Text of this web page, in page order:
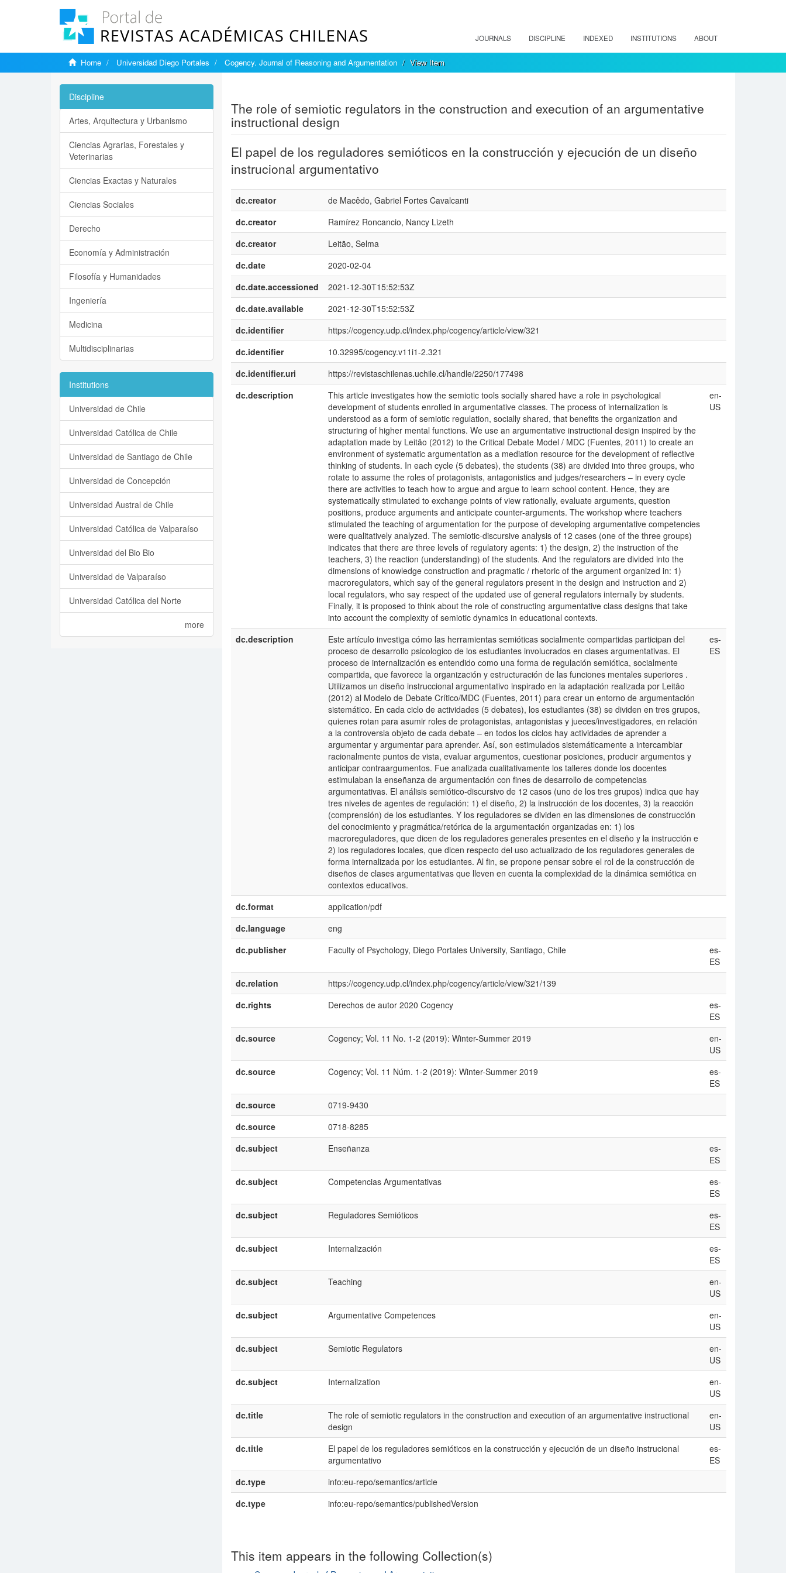
JOURNALS DISCIPLINE INDEXED INSTITUTIONS ABOUT
Home Universidad Diego Portales Cogency. Journal of Reasoning and Argumentation View Item
The role of semiotic regulators in the construction and execution of an argumentative
instructional design
El papel de los reguladores semióticos en la construcción y ejecución de un diseño
instrucional argumentativo
dc.creator
de Macêdo, Gabriel Fortes Cavalcanti
dc.creator
Ramírez Roncancio, Nancy Lizeth
dc.creator
Leitão, Selma
dc.date
2020-02-04
dc.date.accessioned
2021-12-30T15:52:53Z
dc.date.available
2021-12-30T15:52:53Z
dc.identifier
https://cogency.udp.cl/index.php/cogency/article/view/321
dc.identifier
10.32995/cogency.v11i1-2.321
dc.identifier.uri
https://revistaschilenas.uchile.cl/handle/2250/177498
dc.description
This article investigates how the semiotic tools socially shared have a role in psychological
development of students enrolled in argumentative classes. The process of internalization is
understood as a form of semiotic regulation, socially shared, that benefits the organization and
structuring of higher mental functions. We use an argumentative instructional design inspired by the
adaptation made by Leitão (2012) to the Critical Debate Model / MDC (Fuentes, 2011) to create an
environment of systematic argumentation as a mediation resource for the development of reflective
thinking of students. In each cycle (5 debates), the students (38) are divided into three groups, who
rotate to assume the roles of protagonists, antagonistics and judges/researchers – in every cycle
there are activities to teach how to argue and argue to learn school content. Hence, they are
systematically stimulated to exchange points of view rationally, evaluate arguments, question
positions, produce arguments and anticipate counter-arguments. The workshop where teachers
stimulated the teaching of argumentation for the purpose of developing argumentative competencies
were qualitatively analyzed. The semiotic-discursive analysis of 12 cases (one of the three groups)
indicates that there are three levels of regulatory agents: 1) the design, 2) the instruction of the
teachers, 3) the reaction (understanding) of the students. And the regulators are divided into the
dimensions of knowledge construction and pragmatic / rhetoric of the argument organized in: 1)
macroregulators, which say of the general regulators present in the design and instruction and 2)
local regulators, who say respect of the updated use of general regulators internally by students.
Finally, it is proposed to think about the role of constructing argumentative class designs that take
into account the complexity of semiotic dynamics in educational contexts.
en-
US
dc.description
Este artículo investiga cómo las herramientas semióticas socialmente compartidas participan del
proceso de desarrollo psicologico de los estudiantes involucrados en clases argumentativas. El
proceso de internalización es entendido como una forma de regulación semiótica, socialmente
compartida, que favorece la organización y estructuración de las funciones mentales superiores .
Utilizamos un diseño instruccional argumentativo inspirado en la adaptación realizada por Leitão
(2012) al Modelo de Debate Crítico/MDC (Fuentes, 2011) para crear un entorno de argumentación
sistemático. En cada ciclo de actividades (5 debates), los estudiantes (38) se dividen en tres grupos,
quienes rotan para asumir roles de protagonistas, antagonistas y jueces/investigadores, en relación
a la controversia objeto de cada debate – en todos los ciclos hay actividades de aprender a
argumentar y argumentar para aprender. Así, son estimulados sistemáticamente a intercambiar
racionalmente puntos de vista, evaluar argumentos, cuestionar posiciones, producir argumentos y
anticipar contraargumentos. Fue analizada cualitativamente los talleres donde los docentes
estimulaban la enseñanza de argumentación con fines de desarrollo de competencias
argumentativas. El análisis semiótico-discursivo de 12 casos (uno de los tres grupos) indica que hay
tres niveles de agentes de regulación: 1) el diseño, 2) la instrucción de los docentes, 3) la reacción
(comprensión) de los estudiantes. Y los reguladores se dividen en las dimensiones de construcción
del conocimiento y pragmática/retórica de la argumentación organizadas en: 1) los
macroreguladores, que dicen de los reguladores generales presentes en el diseño y la instrucción e
2) los reguladores locales, que dicen respecto del uso actualizado de los reguladores generales de
forma internalizada por los estudiantes. Al fin, se propone pensar sobre el rol de la construcción de
diseños de clases argumentativas que lleven en cuenta la complexidad de la dinámica semiótica en
contextos educativos.
es-
ES
dc.format
application/pdf
dc.language
eng
dc.publisher
Faculty of Psychology, Diego Portales University, Santiago, Chile
es-
ES
dc.relation
https://cogency.udp.cl/index.php/cogency/article/view/321/139
dc.rights
Derechos de autor 2020 Cogency
es-
ES
dc.source
Cogency; Vol. 11 No. 1-2 (2019): Winter-Summer 2019
en-
US
dc.source
Cogency; Vol. 11 Núm. 1-2 (2019): Winter-Summer 2019
es-
ES
dc.source
0719-9430
dc.source
0718-8285
dc.subject
Enseñanza
es-
ES
dc.subject
Competencias Argumentativas
es-
ES
dc.subject
Reguladores Semióticos
es-
ES
dc.subject
Internalización
es-
ES
dc.subject
Teaching
en-
US
dc.subject
Argumentative Competences
en-
US
dc.subject
Semiotic Regulators
en-
US
dc.subject
Internalization
en-
US
dc.title
The role of semiotic regulators in the construction and execution of an argumentative instructional
design
en-
US
dc.title
El papel de los reguladores semióticos en la construcción y ejecución de un diseño instrucional
argumentativo
es-
ES
dc.type
info:eu-repo/semantics/article
dc.type
info:eu-repo/semantics/publishedVersion
This item appears in the following Collection(s)
Discipline
Artes, Arquitectura y Urbanismo
Ciencias Agrarias, Forestales y
Veterinarias
Ciencias Exactas y Naturales
Ciencias Sociales
Derecho
Economía y Administración
Filosofía y Humanidades
Ingeniería
Medicina
Multidisciplinarias
Institutions
Universidad de Chile
Universidad Católica de Chile
Universidad de Santiago de Chile
Universidad de Concepción
Universidad Austral de Chile
Universidad Católica de Valparaíso
Universidad del Bio Bio
Universidad de Valparaíso
Universidad Católica del Norte
more